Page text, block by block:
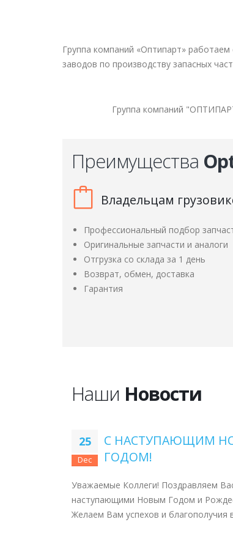
Группа компаний «Оптипарт»
заводов по производству запасных
Группа компаний
Преимущества
Владельцам
Профессиональный подбор
Оригинальные запчасти и аналоги
Отгрузка со склада за 1 день
Возврат, обмен, доставка
Гарантия
Наши Новости
25
Dec
С НАСТУПАЮЩИМ
ГОДОМ!
Уважаемые Коллеги! Поздравляем
наступающими Новым Годом и
Желаем Вам успехов и благополучия